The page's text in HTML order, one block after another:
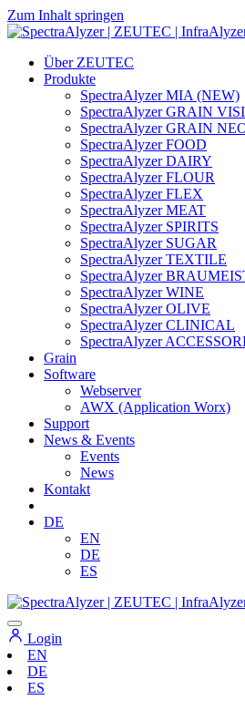
Zum Inhalt springen
Hauptnavigation
Über ZEUTEC
Produkte
SpectraAlyzer MIA (NEW)
SpectraAlyzer GRAIN
SpectraAlyzer GRAIN
SpectraAlyzer FOOD
SpectraAlyzer DAIRY
SpectraAlyzer FLOUR
SpectraAlyzer FLEX
SpectraAlyzer MEAT
SpectraAlyzer SPIRITS
SpectraAlyzer SUGAR
SpectraAlyzer TEXTILE
SpectraAlyzer
SpectraAlyzer WINE
SpectraAlyzer OLIVE
SpectraAlyzer CLINICAL
SpectraAlyzer
Grain
Software
Webserver
AWX (Application Worx)
Support
News & Events
Events
News
Kontakt
DE
EN
DE
ES
Login
EN
DE
ES